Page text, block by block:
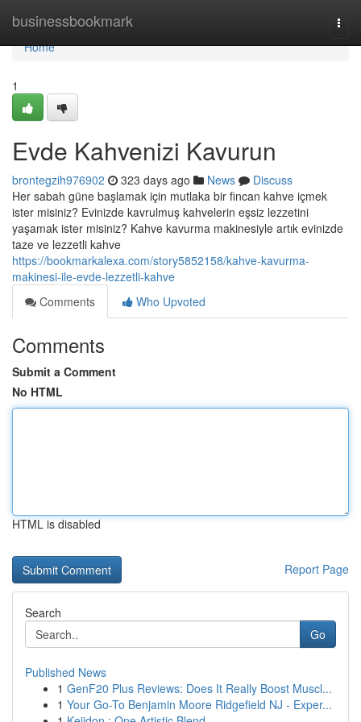
businessbookmark
Home
Home
1
Evde Kahvenizi Kavurun
brontegzih976902 323 days ago News
Discuss
Her sabah güne başlamak için mutlaka bir fincan kahve içmek
ister misiniz? Evinizde kavrulmuş kahvelerin eşsiz lezzetini
yaşamak ister misiniz? Kahve kavurma makinesiyle artık evinizde
taze ve lezzetli kahve
https://bookmarkalexa.com/story5852158/kahve-kavurma-
makinesi-ile-evde-lezzetli-kahve
Comments
Who Upvoted
Comments
Submit a Comment
No HTML
HTML is disabled
Report Page
Search
Go
Published News
1 GenF20 Plus Reviews: Does It Really Boost Muscl...
1 Your Go-To Benjamin Moore Ridgefield NJ - Exper...